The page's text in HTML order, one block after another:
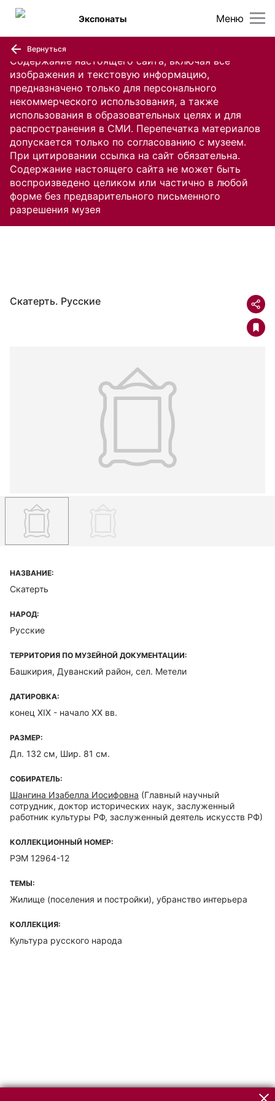
Содержание настоящего сайта, включая все
изображения и текстовую информацию,
предназначено только для персонального
некоммерческого использования, а также
использования в образовательных целях и для
распространения в СМИ. Перепечатка материалов
допускается только по согласованию с музеем.
При цитировании ссылка на сайт обязательна.
Содержание настоящего сайта не может быть
воспроизведено целиком или частично в любой
форме без предварительного письменного
разрешения музея
Меню
Экспонаты
Вернуться
Скатерть. Русские
НАЗВАНИЕ:
Скатерть
НАРОД:
Русские
ТЕРРИТОРИЯ ПО МУЗЕЙНОЙ ДОКУМЕНТАЦИИ:
Башкирия, Дуванский район, сел. Метели
ДАТИРОВКА:
конец XIX - начало ХХ вв.
РАЗМЕР:
Дл. 132 см, Шир. 81 см.
СОБИРАТЕЛЬ:
Шангина Изабелла Иосифовна (Главный научный
сотрудник, доктор исторических наук, заслуженный
работник культуры РФ, заслуженный деятель искусств РФ)
КОЛЛЕКЦИОННЫЙ НОМЕР:
РЭМ 12964-12
ТЕМЫ:
Жилище (поселения и постройки), убранство интерьера
КОЛЛЕКЦИЯ:
Культура русского народа